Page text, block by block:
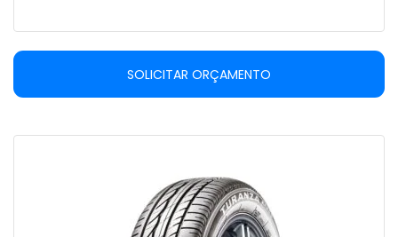
SOLICITAR ORÇAMENTO